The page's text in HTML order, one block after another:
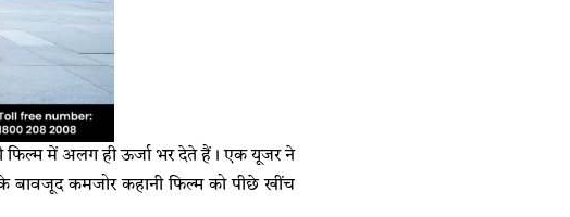
फिल्म में अलग ही ऊर्जा भर देते हैं। एक यूजर ने
बावजूद कमजोर कहानी फिल्म को पीछे खींच